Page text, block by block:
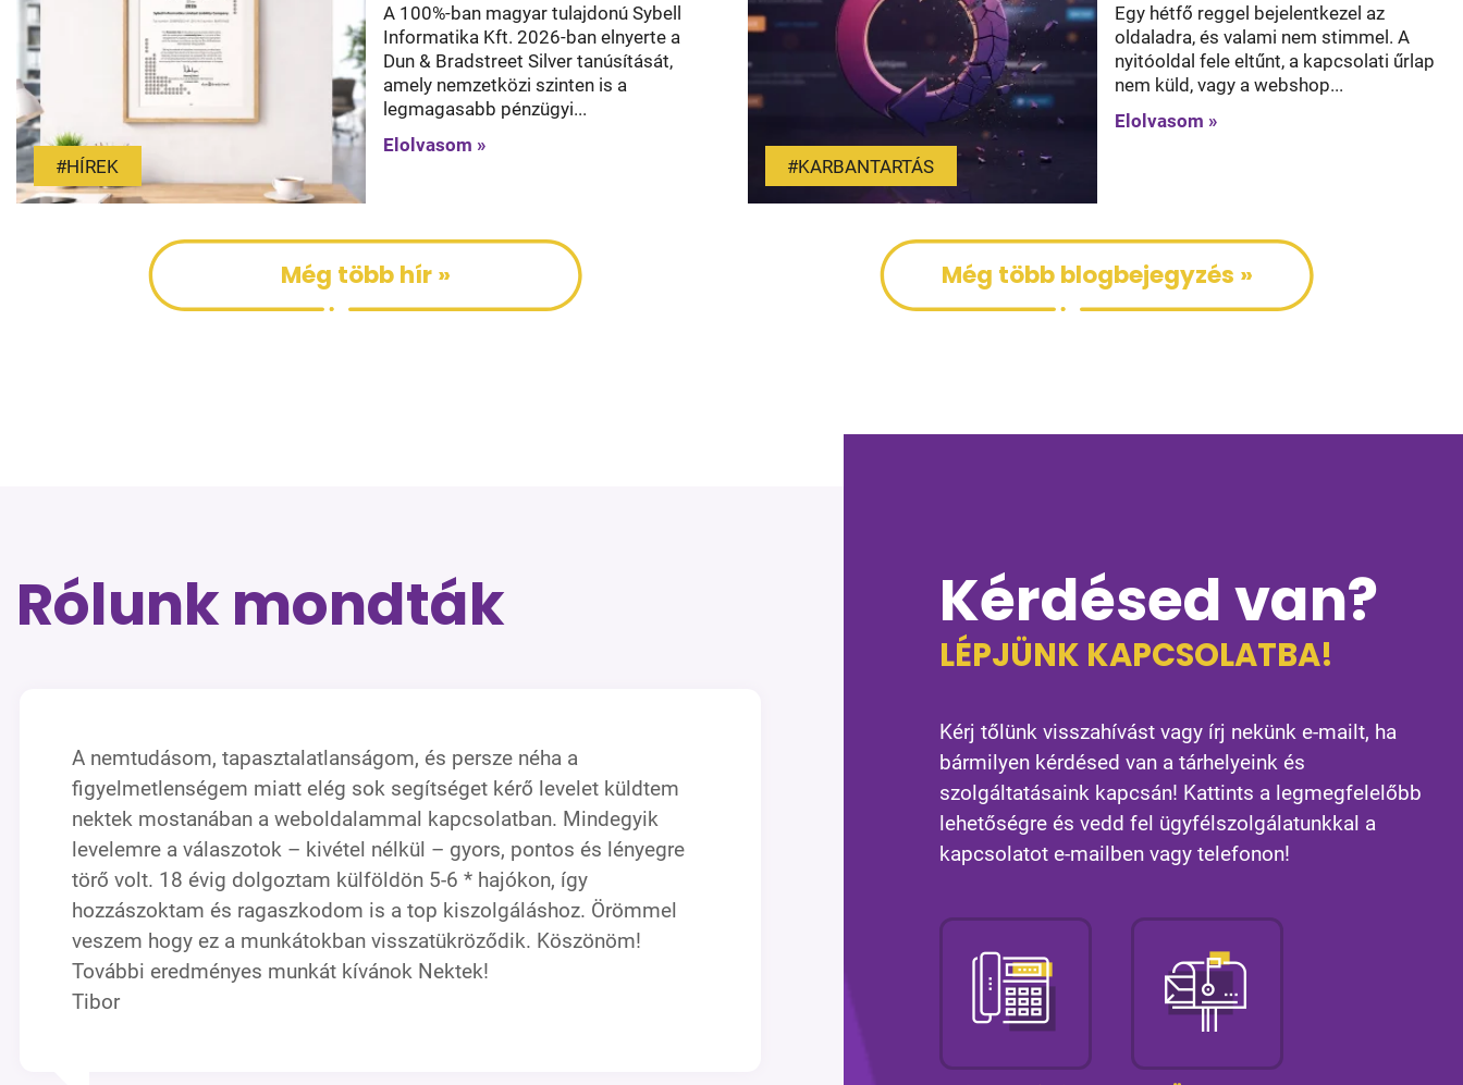
#HÍREK
A 100%-ban magyar tulajdonú Sybell
Informatika Kft. 2026-ban elnyerte a
Dun & Bradstreet Silver tanúsítását,
amely nemzetközi szinten is a
legmagasabb pénzügyi...
Elolvasom »
Még több hír »
#KARBANTARTÁS
Egy hétfő reggel bejelentkezel az
oldaladra, és valami nem stimmel. A
nyitóoldal fele eltűnt, a kapcsolati űrlap
nem küld, vagy a webshop...
Elolvasom »
Még több blogbejegyzés »
Rólunk mondták
A nemtudásom, tapasztalatlanságom, és persze néha a
figyelmetlenségem miatt elég sok segítséget kérő levelet küldtem
nektek mostanában a weboldalammal kapcsolatban. Mindegyik
levelemre a válaszotok – kivétel nélkül – gyors, pontos és lényegre
törő volt. 18 évig dolgoztam külföldön 5-6 * hajókon, így
hozzászoktam és ragaszkodom is a top kiszolgáláshoz. Örömmel
veszem hogy ez a munkátokban visszatükröződik. Köszönöm!
További eredményes munkát kívánok Nektek!
Tibor
Kérdésed van?
LÉPJÜNK KAPCSOLATBA!
Kérj tőlünk visszahívást vagy írj nekünk e-mailt, ha
bármilyen kérdésed van a tárhelyeink és
szolgáltatásaink kapcsán! Kattints a legmegfelelőbb
lehetőségre és vedd fel ügyfélszolgálatunkkal a
kapcsolatot e-mailben vagy telefonon!